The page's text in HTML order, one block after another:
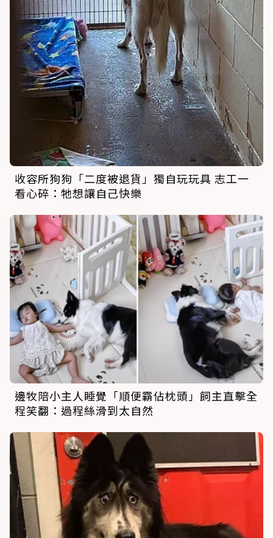
收容所狗狗「二度被退貨」獨自玩玩具 志工一
看心碎：牠想讓自己快樂
邊牧陪小主人睡覺「順便霸佔枕頭」飼主直擊全
程笑翻：過程絲滑到太自然